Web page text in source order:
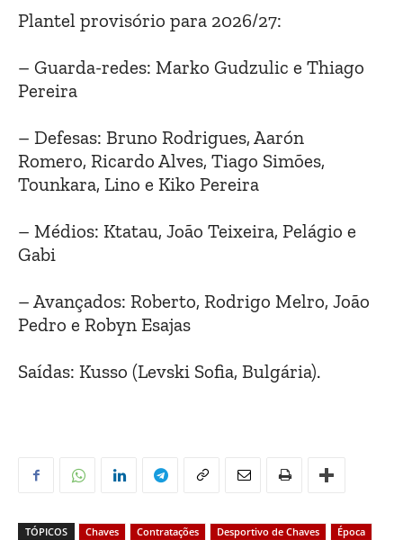
Plantel provisório para 2026/27:
– Guarda-redes: Marko Gudzulic e Thiago
Pereira
– Defesas: Bruno Rodrigues, Aarón
Romero, Ricardo Alves, Tiago Simões,
Tounkara, Lino e Kiko Pereira
– Médios: Ktatau, João Teixeira, Pelágio e
Gabi
– Avançados: Roberto, Rodrigo Melro, João
Pedro e Robyn Esajas
Saídas: Kusso (Levski Sofia, Bulgária).
TÓPICOS Chaves Contratações Desportivo de Chaves
Época